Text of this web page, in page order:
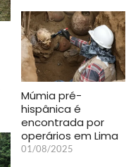
Múmia pré-
hispânica é
encontrada por
operários em Lima
01/08/2025